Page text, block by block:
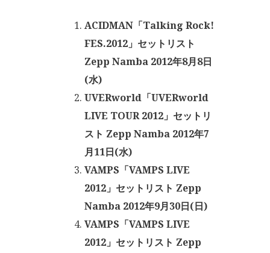
ACIDMAN「Talking Rock!
FES.2012」セットリスト
Zepp Namba 2012年8月8日
(水)
UVERworld「UVERworld
LIVE TOUR 2012」セットリ
スト Zepp Namba 2012年7
月11日(水)
VAMPS「VAMPS LIVE
2012」セットリスト Zepp
Namba 2012年9月30日(日)
VAMPS「VAMPS LIVE
2012」セットリスト Zepp